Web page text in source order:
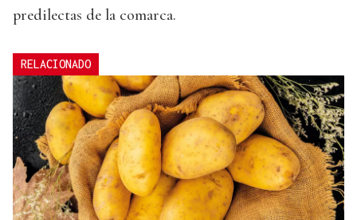
predilectas de la comarca.
RELACIONADO